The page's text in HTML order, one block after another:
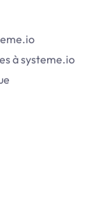
àsysteme.io